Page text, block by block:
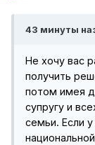
43 минуты
Не хочу вас
получить
потом имея
супругу и
семьи. Если у